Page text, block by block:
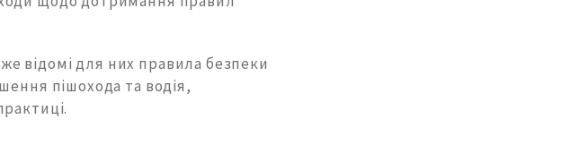
відомі для них правила безпеки
пішохода та водія,